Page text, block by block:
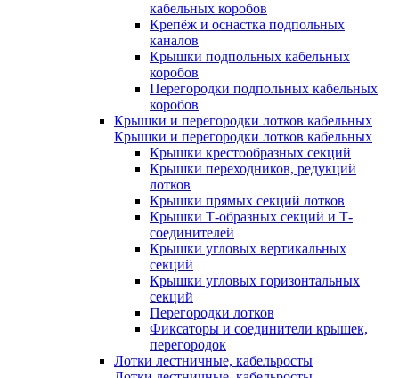
кабельных коробов
Крепёж и оснастка подпольных
каналов
Крышки подпольных кабельных
коробов
Перегородки подпольных кабельных
коробов
Крышки и перегородки лотков кабельных
Крышки и перегородки лотков кабельных
Крышки крестообразных секций
Крышки переходников, редукций
лотков
Крышки прямых секций лотков
Крышки Т-образных секций и Т-
соединителей
Крышки угловых вертикальных
секций
Крышки угловых горизонтальных
секций
Перегородки лотков
Фиксаторы и соединители крышек,
перегородок
Лотки лестничные, кабельросты